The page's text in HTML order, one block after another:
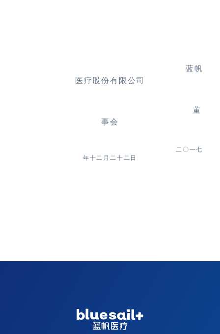
蓝帆
医疗股份有限公司
董
事会
二〇一七
年十二 月 二十二 日